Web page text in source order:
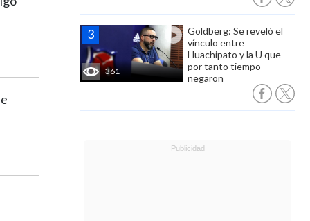
361
Goldberg: Se reveló el
vínculo entre
Huachipato y la U que
por tanto tiempo
negaron